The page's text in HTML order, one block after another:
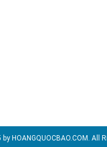
HOANGQUOCBAO.COM. All